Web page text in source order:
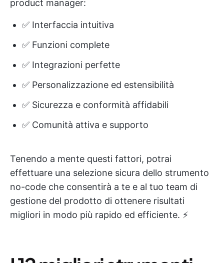
product manager:
✅ Interfaccia intuitiva
✅ Funzioni complete
✅ Integrazioni perfette
✅ Personalizzazione ed estensibilità
✅ Sicurezza e conformità affidabili
✅ Comunità attiva e supporto
Tenendo a mente questi fattori, potrai
effettuare una selezione sicura dello strumento
no-code che consentirà a te e al tuo team di
gestione del prodotto di ottenere risultati
migliori in modo più rapido ed efficiente. ⚡️